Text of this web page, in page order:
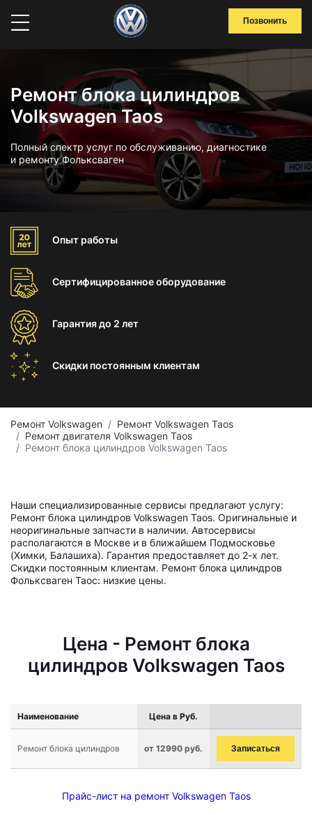
Позвонить
Ремонт блока цилиндров
Volkswagen Taos
Полный спектр услуг по обслуживанию, диагностике
и ремонту Фольксваген
Опыт работы
Сертифицированноеоборудование
Гарантиядо 2 лет
Скидки постоянным клиентам
Ремонт Volkswagen
Ремонт Volkswagen Taos
Ремонт двигателя Volkswagen Taos
Ремонт блока цилиндров Volkswagen Taos
Наши специализированные сервисы предлагают услугу:
Ремонт блока цилиндров Volkswagen Taos. Оригинальные и
неоригинальные запчасти в наличии. Автосервисы
располагаются в Москве и в ближайшем Подмосковье
(Химки, Балашиха). Гарантия предоставляет до 2-х лет.
Скидки постоянным клиентам. Ремонт блока цилиндров
Фольксваген Таос: низкие цены.
Цена - Ремонт блока
цилиндров Volkswagen Taos
Наименование Цена в Руб.
Ремонт блока цилиндров от 12990 руб. Записаться
Прайс-лист на ремонт Volkswagen Taos